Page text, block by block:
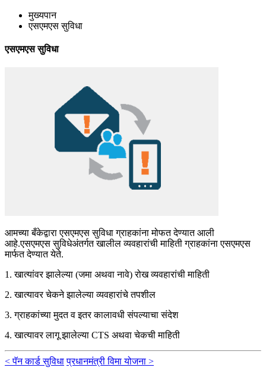
मुख्यपान
एसएमएस सुविधा
एसएमएस सुविधा
आमच्या बँकेद्वारा एसएमएस सुविधा ग्राहकांना मोफत देण्यात आली
आहे.एसएमएस सुविधेअंतर्गत खालील व्यवहारांची माहिती ग्राहकांना एसएमएस
मार्फत देण्यात येते.
1. खात्यांवर झालेल्या (जमा अथवा नावे) रोख व्यवहारांची माहिती
2. खात्यावर चेकने झालेल्या व्यवहारांचे तपशील
3. ग्राहकांच्या मुदत व इतर कालावधी संपल्याचा संदेश
4. खात्यावर लागू झालेल्या CTS अथवा चेकची माहिती
< पॅन कार्ड सुविधा प्रधानमंत्री विमा योजना >